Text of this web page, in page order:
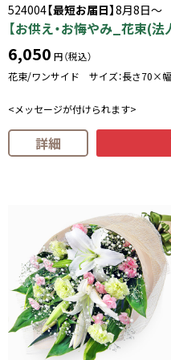
524004【最短お届日】8月8日～
【お供え・お悔やみ_花束(法
6,050 円（税込）
花束/ワンサイド サイズ：長さ70×
<メッセージが付けられます>
詳細